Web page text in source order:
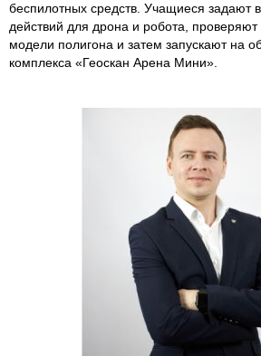
беспилотных средств. Учащиеся задают
действий для дрона и робота,
модели полигона и затем запускают на
комплекса «Геоскан Арена Мини».